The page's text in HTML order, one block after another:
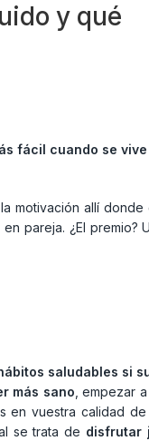
y qué
fácil cuando se
motivación allí donde
pareja. ¿El
saludables si
más sano , empezar
en vuestra calidad
se trata de disfrutar